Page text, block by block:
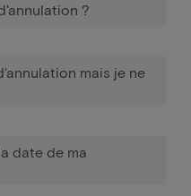
?
mais je ne
date de ma